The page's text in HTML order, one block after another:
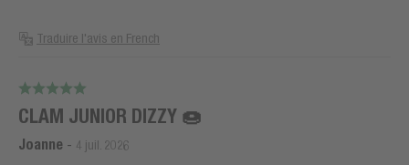
Traduire l'avis en French
CLAM JUNIOR DIZZY 🍩
Joanne - 4 juil. 2026